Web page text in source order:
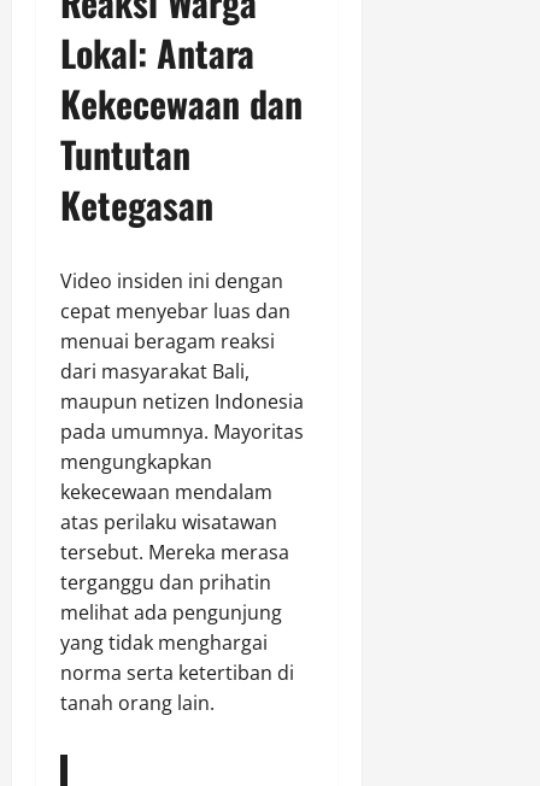
Lokal: Antara
Kekecewaan dan
Tuntutan
Ketegasan
Video insiden ini dengan
cepat menyebar luas dan
menuai beragam reaksi
dari masyarakat Bali,
maupun netizen Indonesia
pada umumnya. Mayoritas
mengungkapkan
kekecewaan mendalam
atas perilaku wisatawan
tersebut. Mereka merasa
terganggu dan prihatin
melihat ada pengunjung
yang tidak menghargai
norma serta ketertiban di
tanah orang lain.